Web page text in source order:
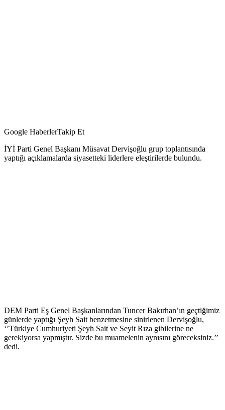
Google HaberlerTakip Et
İYİ Parti Genel Başkanı Müsavat Dervişoğlu grup toplantısında
yaptığı açıklamalarda siyasetteki liderlere eleştirilerde bulundu.
DEM Parti Eş Genel Başkanlarından Tuncer Bakırhan’ın geçtiğimiz
günlerde yaptığı Şeyh Sait benzetmesine sinirlenen Dervişoğlu,
‘’Türkiye Cumhuriyeti Şeyh Sait ve Seyit Rıza gibilerine ne
gerekiyorsa yapmıştır. Sizde bu muamelenin aynısını göreceksiniz.’’
dedi.